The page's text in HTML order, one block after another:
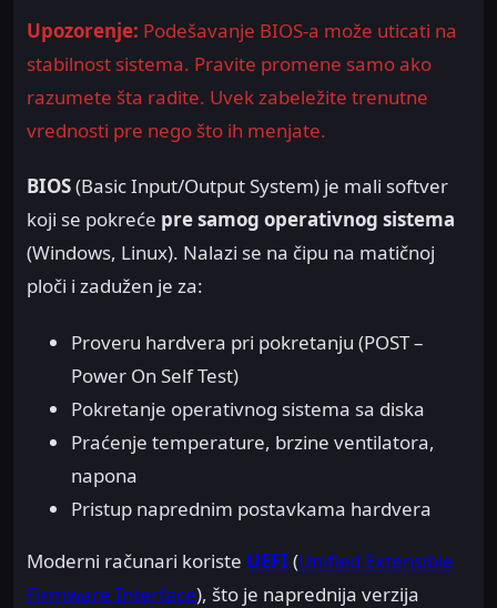
Upozorenje: Podešavanje BIOS-a može uticati na
stabilnost sistema. Pravite promene samo ako
razumete šta radite. Uvek zabeležite trenutne
vrednosti pre nego što ih menjate.
BIOS(Basic Input/Output System) je mali softver
koji se pokreće pre samog operativnog sistema
(Windows, Linux). Nalazi se na čipu na matičnoj
ploči i zadužen je za:
Proveru hardvera pri pokretanju (POST –
Power On Self Test)
Pokretanje operativnog sistema sa diska
Praćenje temperature, brzine ventilatora,
napona
Pristup naprednim postavkama hardvera
Moderni računari koriste UEFI (Unified Extensible
Firmware Interface), što je naprednija verzija